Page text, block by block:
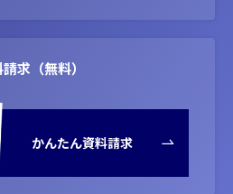
求（無料）
かんたん資料請求